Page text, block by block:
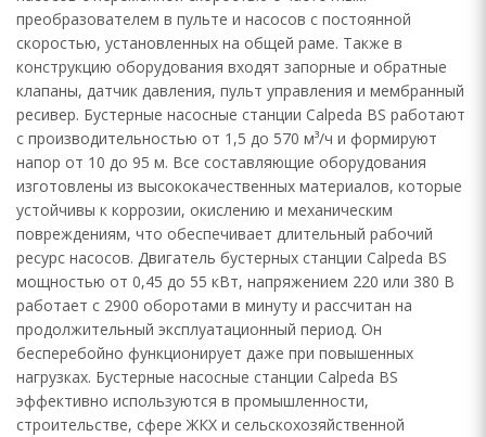
преобразователем в пульте и насосов с постоянной
скоростью, установленных на общей раме. Также в
конструкцию оборудования входят запорные и обратные
клапаны, датчик давления, пульт управления и мембранный
ресивер. Бустерные насосные станции Calpeda BS работают
с производительностью от 1,5 до 570 м³/ч и формируют
напор от 10 до 95 м. Все составляющие оборудования
изготовлены из высококачественных материалов, которые
устойчивы к коррозии, окислению и механическим
повреждениям, что обеспечивает длительный рабочий
ресурс насосов. Двигатель бустерных станции Calpeda BS
мощностью от 0,45 до 55 кВт, напряжением 220 или 380 В
работает с 2900 оборотами в минуту и рассчитан на
продолжительный эксплуатационный период. Он
бесперебойно функционирует даже при повышенных
нагрузках. Бустерные насосные станции Calpeda BS
эффективно используются в промышленности,
строительстве, сфере ЖКХ и сельскохозяйственной